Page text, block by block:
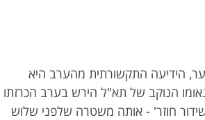
הידיעה התקשורתית מהערב היא
הנוקב של תא"ל הירש בערב הכרזתו
חוזר' - אותה משטרה שלפני שלוש